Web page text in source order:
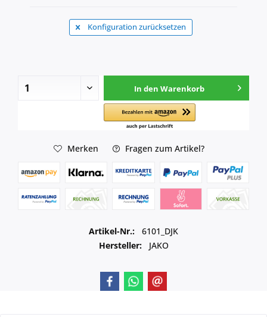
Konfiguration zurücksetzen
In den Warenkorb
Merken Fragen zum Artikel?
Artikel-Nr.:
6101_DJK
Hersteller:
JAKO